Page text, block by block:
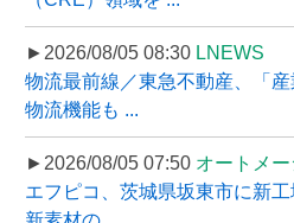
►2026/08/05 08:30 LNEWS
物流最前線／東急不動産、「
物流機能も ...
►2026/08/05 07:50 オートメ
エフピコ、茨城県坂東市に新